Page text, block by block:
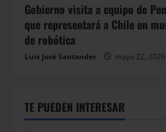
Gobierno visita a equipo de
que representará a Chile en
de robótica
Luis José Santander mayo 22, 2026
TE PUEDEN INTERESAR